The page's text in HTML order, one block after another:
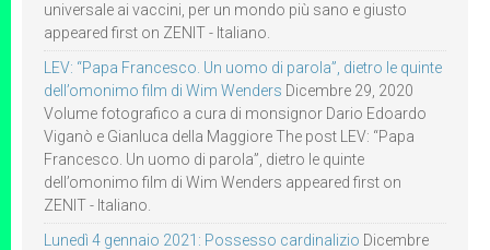
universale ai vaccini, per un mondo più sano e giusto
appeared first on ZENIT - Italiano.
LEV: “Papa Francesco. Un uomo di parola”, dietro le quinte
dell’omonimo film di Wim Wenders Dicembre 29, 2020
Volume fotografico a cura di monsignor Dario Edoardo
Viganò e Gianluca della Maggiore The post LEV: “Papa
Francesco. Un uomo di parola”, dietro le quinte
dell’omonimo film di Wim Wenders appeared first on
ZENIT - Italiano.
Lunedì 4 gennaio 2021: Possesso cardinalizio Dicembre